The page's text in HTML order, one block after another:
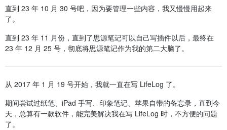
直到 23 年 10 月 30 号吧，因为要管理一些内容，我又慢慢用起来
了。
直到 23 年 11 月份，直到了思源笔记可以自己写插件以后，最终在
23 年 12 月 25 号，彻底将思源笔记作为我的第二大脑了。
从 2017 年 1 月 19 号开始，我就一直在写 LifeLog 了。
期间尝试过纸笔、iPad 手写、印象笔记、苹果自带的备忘录，直到今
天，总算有一款软件，能完美解决我在写 LifeLog 时，不方便的问题
了。